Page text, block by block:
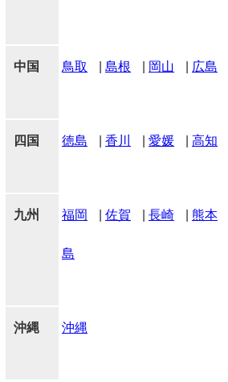
中国 鳥取 島根 岡山 広島
四国 徳島 香川 愛媛 高知
九州 福岡 佐賀 長崎 熊本
島
沖縄 沖縄